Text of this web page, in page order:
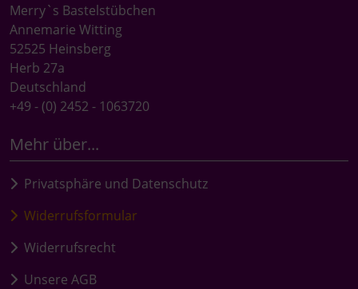
Merry`s Bastelstübchen
Annemarie Witting
52525 Heinsberg
Herb 27a
Deutschland
+49 - (0) 2452 - 1063720
Mehr über...
Privatsphäre und Datenschutz
Widerrufsformular
Widerrufsrecht
Unsere AGB